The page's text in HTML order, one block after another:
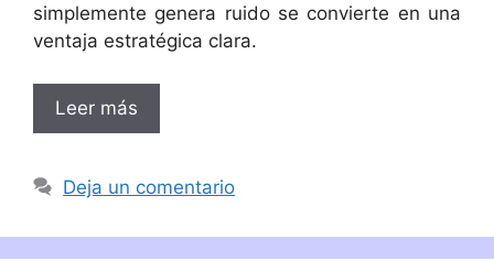
simplemente genera ruido se convierte en una
ventaja estratégica clara.
Leer más
Deja un comentario